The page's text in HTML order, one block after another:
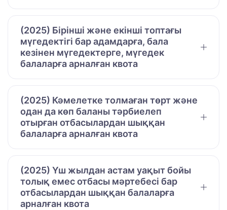
(2025) Бірінші және екінші топтағы
мүгедектігі бар адамдарға, бала
кезінен мүгедектерге, мүгедек
балаларға арналған квота
(2025) Кәмелетке толмаған төрт және
одан да көп баланы тәрбиелеп
отырған отбасылардан шыққан
балаларға арналған квота
(2025) Үш жылдан астам уақыт бойы
толық емес отбасы мәртебесі бар
отбасылардан шыққан балаларға
арналған квота